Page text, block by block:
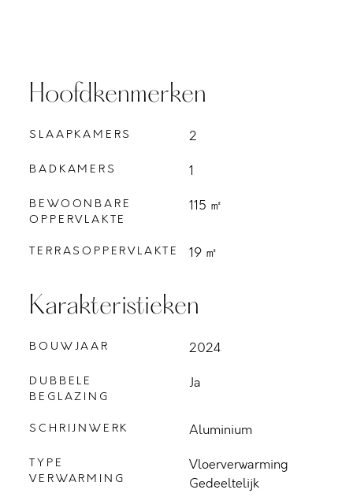
Hoofdkenmerken
SLAAPKAMERS 2
BADKAMERS 1
BEWOONBARE
OPPERVLAKTE
115 ㎡
TERRASOPPERVLAKTE 19 ㎡
Karakteristieken
BOUWJAAR 2024
DUBBELE
BEGLAZING
Ja
SCHRIJNWERK Aluminium
TYPE
VERWARMING
Vloerverwarming
Gedeeltelijk